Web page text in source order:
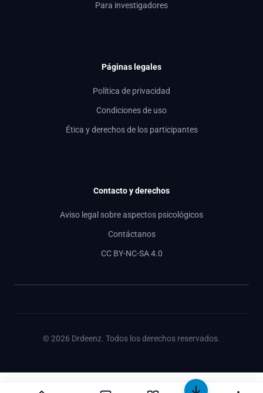
Para investigadores
Páginas legales
Política de privacidad
Condiciones de uso
Ética y derechos de los participantes
Contacto y derechos
Aviso legal sobre aspectos psicológicos
Contáctanos
CC BY-NC-SA 4.0
© 2026 Drdeenz. Todos los derechos reservados.